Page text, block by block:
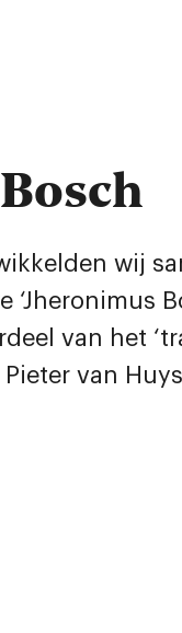
wij
van het
van